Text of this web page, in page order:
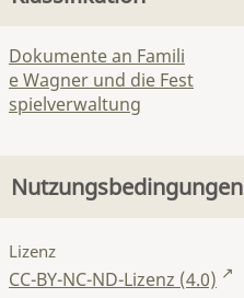
Dokumente an Famili
e Wagner und die Fest
spielverwaltung
Nutzungsbedingungen
Lizenz
CC-BY-NC-ND-Lizenz (4.0)